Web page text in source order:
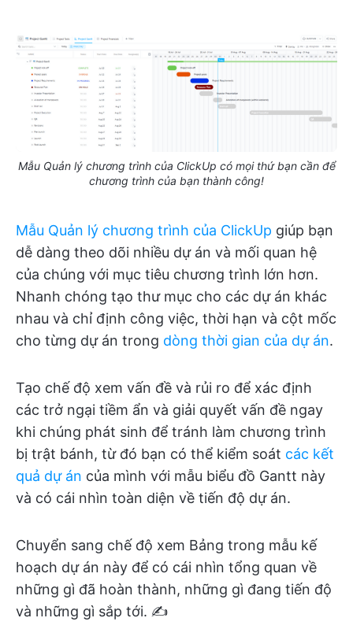
Mẫu Quản lý chương trình của ClickUp có mọi thứ bạn cần để
chương trình của bạn thành công!
Mẫu Quản lý chương trình của ClickUp giúp bạn
dễ dàng theo dõi nhiều dự án và mối quan hệ
của chúng với mục tiêu chương trình lớn hơn.
Nhanh chóng tạo thư mục cho các dự án khác
nhau và chỉ định công việc, thời hạn và cột mốc
cho từng dự án trong dòng thời gian của dự án.
Tạo chế độ xem vấn đề và rủi ro để xác định
các trở ngại tiềm ẩn và giải quyết vấn đề ngay
khi chúng phát sinh để tránh làm chương trình
bị trật bánh, từ đó bạn có thể kiểm soát các kết
quả dự án của mình với mẫu biểu đồ Gantt này
và có cái nhìn toàn diện về tiến độ dự án.
Chuyển sang chế độ xem Bảng trong mẫu kế
hoạch dự án này để có cái nhìn tổng quan về
những gì đã hoàn thành, những gì đang tiến độ
và những gì sắp tới. ✍️